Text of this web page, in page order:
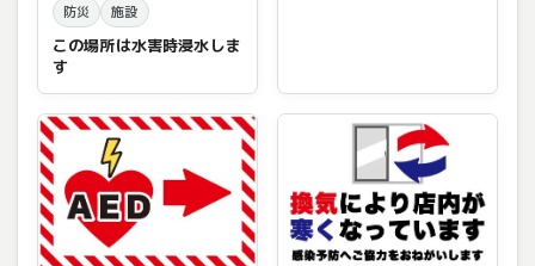
防災 施設
この場所は水害時浸水しま
す